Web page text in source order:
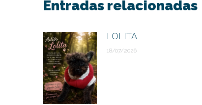
Entradas relacionadas
LOLITA
18/07/2026